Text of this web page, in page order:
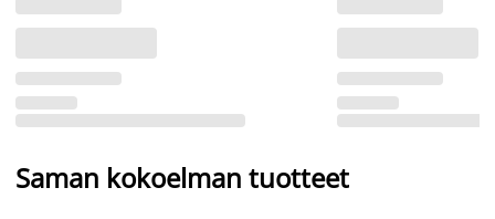
Saman kokoelman tuotteet